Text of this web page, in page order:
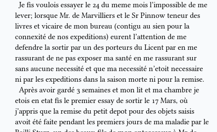
Je fisvoulois essayer le 24 du meme mois l’impossible de me
lever; lorsque Mr. de Marvilliers et le Sr Pinnow teneur des
livres et vicaire de mon bureau (contigu au sien pour la
connexité de nos expeditions) eurent l’attention de me
defendre la sortir par un des porteurs du Licent par en me
rassurant de ne pas exposer ma santé en me rassurant sur
sans aucune necessité et que ma necessité n’etoit necessaire
ni par les expeditions dans la saison morte ni pour la remise.
Après avoir gardé 3 semaines et mon lit et ma chambre je
etois en etat fis le premier essay de sortir le 17 Mars, où
j’appris que la remise du petit depot pour des objets saisis
avoit été faite pendant les premiers jours de ma maladie par le